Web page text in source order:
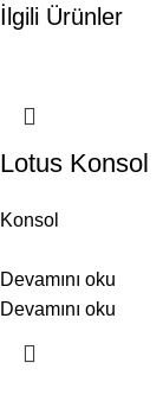
İlgili Ürünler
Lotus Konsol
Konsol
Devamını oku
Devamını oku